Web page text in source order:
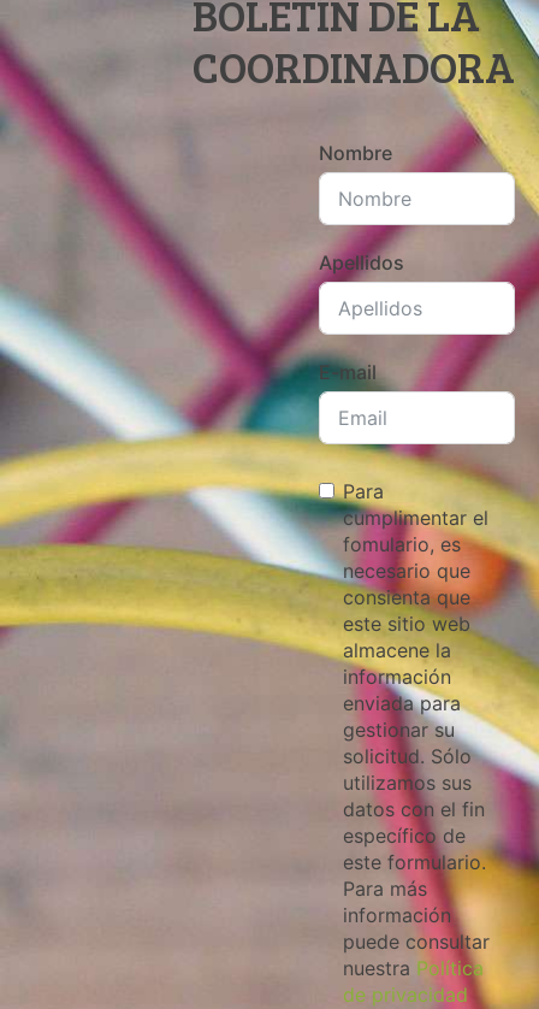
BOLETÍN DE LA
COORDINADORA
Nombre
Apellidos
E-mail
Para
cumplimentar el
fomulario, es
necesario que
consienta que
este sitio web
almacene la
información
enviada para
gestionar su
solicitud. Sólo
utilizamos sus
datos con el fin
específico de
este formulario.
Para más
información
puede consultar
nuestra Política
de privacidad